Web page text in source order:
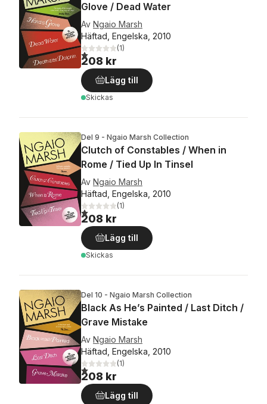
Glove / Dead Water
Av Ngaio Marsh
Häftad, Engelska, 2010
1,0utav 5 stjärnor. Totalt antal röster:
(1)
208 kr
Lägg till
Skickas
Del 9 - Ngaio Marsh Collection
Clutch of Constables / When in
Rome / Tied Up In Tinsel
Av Ngaio Marsh
Häftad, Engelska, 2010
1,0utav 5 stjärnor. Totalt antal röster:
(1)
208 kr
Lägg till
Skickas
Del 10 - Ngaio Marsh Collection
Black As He’s Painted / Last Ditch /
Grave Mistake
Av Ngaio Marsh
Häftad, Engelska, 2010
1,0utav 5 stjärnor. Totalt antal röster:
(1)
208 kr
Lägg till